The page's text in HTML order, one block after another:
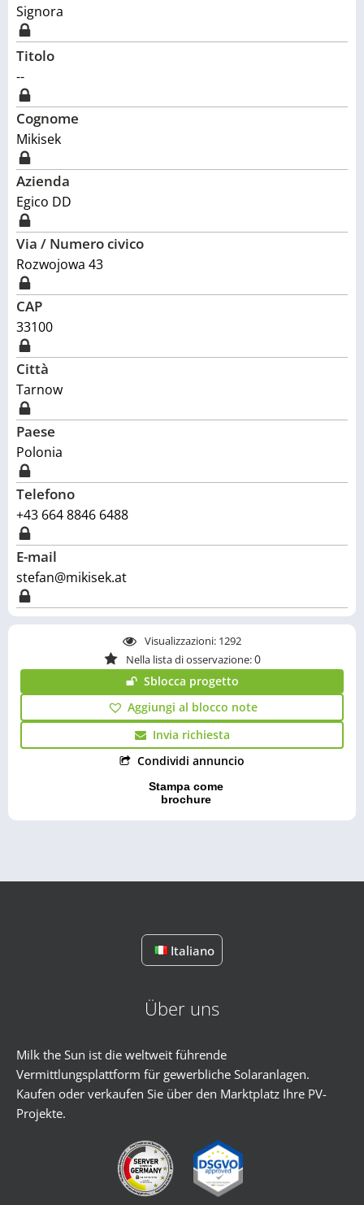
Visualizzazioni: 1292
Nella lista di osservazione:0
Sblocca progetto
Aggiungi al blocco note
Invia richiesta
Condividi annuncio
Stampa come
brochure
Signora
Titolo
--
Cognome
Mikisek
Azienda
Egico DD
Via / Numero civico
Rozwojowa 43
CAP
33100
Città
Tarnow
Paese
Polonia
Telefono
+43 664 8846 6488
E-mail
stefan@mikisek.at
Italiano
Über uns
Milk the Sun ist die weltweit führende
Vermittlungsplattform für gewerbliche Solaranlagen.
Kaufen oder verkaufen Sie über den Marktplatz Ihre PV-
Projekte.